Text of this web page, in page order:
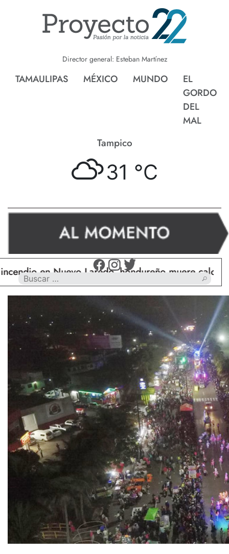
Director general: Esteban Martínez
TAMAULIPAS MÉXICO MUNDO
EL
GORDO
DEL
MAL
Tampico
31 °C
Nuevo Laredo, hondureño muere calcinado